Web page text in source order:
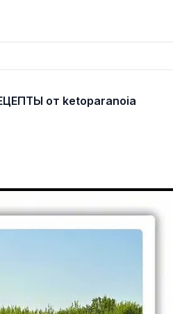
от ketoparanoia